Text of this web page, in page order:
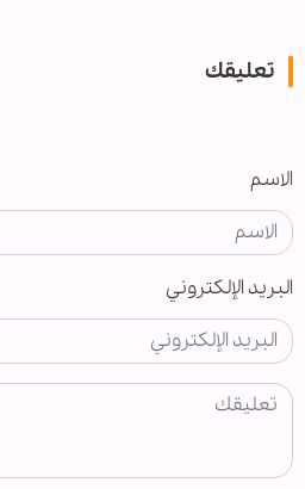
تعليقك
الاسم
البريد الإلكتروني